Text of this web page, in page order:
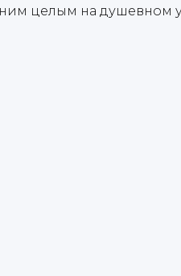
целым на душевном